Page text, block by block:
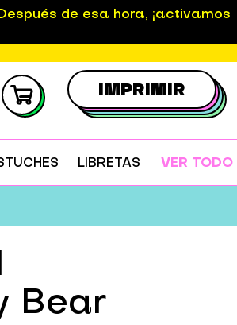
de esa hora, ¡activamos
IMPRIMIR
LIBRETAS VER TODO
Bear